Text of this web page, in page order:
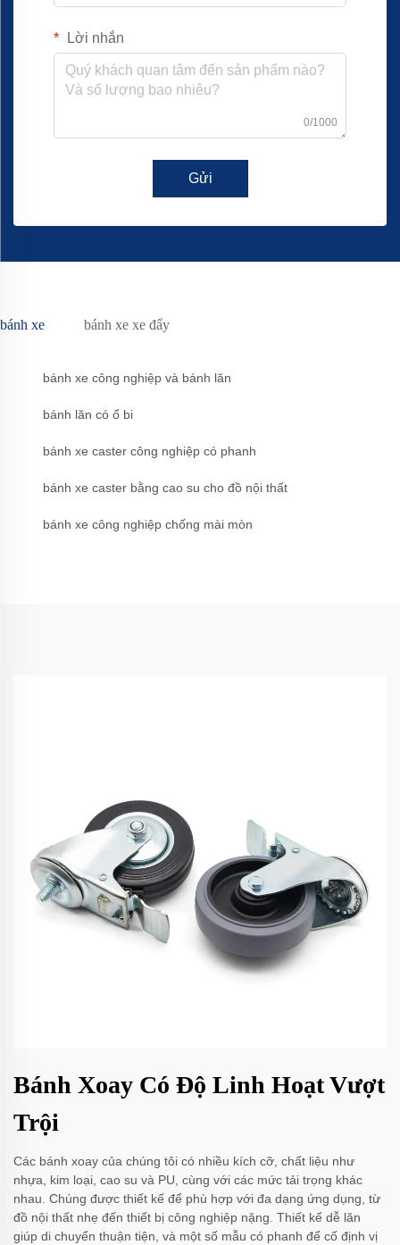
Lời nhắn
0/1000
Gửi
bánh xe bánh xe xe đẩy
bánh xe công nghiệp và bánh lăn
bánh lăn có ổ bi
bánh xe caster công nghiệp có phanh
bánh xe caster bằng cao su cho đồ nội thất
bánh xe công nghiệp chống mài mòn
Bánh Xoay Có Độ Linh Hoạt Vượt
Trội
Các bánh xoay của chúng tôi có nhiều kích cỡ, chất liệu như
nhựa, kim loại, cao su và PU, cùng với các mức tải trọng khác
nhau. Chúng được thiết kế để phù hợp với đa dạng ứng dụng, từ
đồ nội thất nhẹ đến thiết bị công nghiệp nặng. Thiết kế dễ lăn
giúp di chuyển thuận tiện, và một số mẫu có phanh để cố định vị